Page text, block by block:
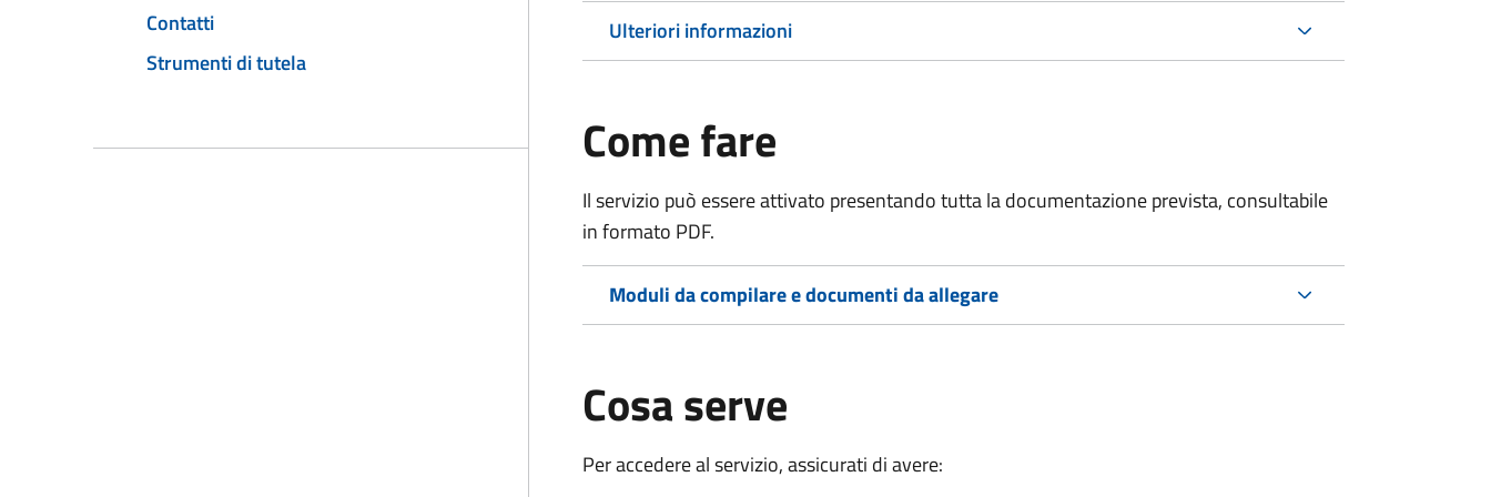
Contatti
Strumenti di tutela
Ulteriori informazioni
Come fare
Il servizio può essere attivato presentando tutta la documentazione prevista, consultabile
in formato PDF.
Moduli da compilare e documenti da allegare
Cosa serve
Per accedere al servizio, assicurati di avere: